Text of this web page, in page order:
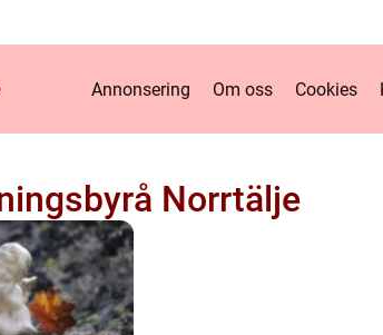
Annonsering Om oss Cookies
Norrtälje